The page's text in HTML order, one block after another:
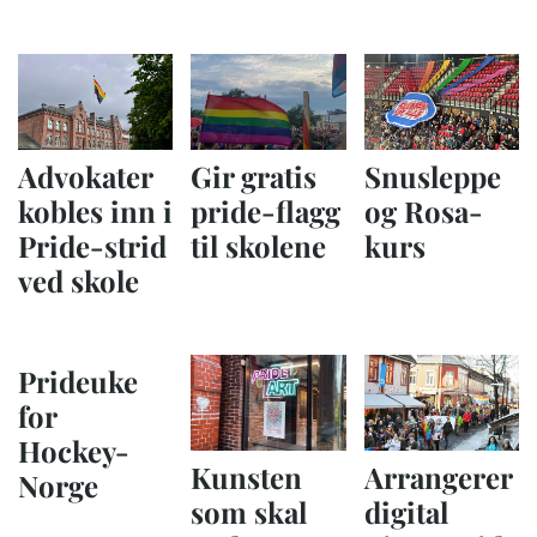
Advokater
kobles inn i
Pride-strid
ved skole
Gir gratis
pride-flagg
til skolene
Snusleppe
og Rosa-
kurs
Prideuke
for
Hockey-
Norge
Kunsten
som skal
Arrangerer
digital